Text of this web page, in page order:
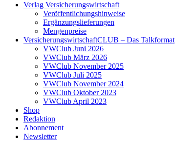
Verlag Versicherungswirtschaft
Veröffentlichungshinweise
Ergänzungslieferungen
Mengenpreise
VersicherungswirtschaftCLUB – Das Talkformat
VWClub Juni 2026
VWClub März 2026
VWClub November 2025
VWClub Juli 2025
VWClub November 2024
VWClub Oktober 2023
VWClub April 2023
Shop
Redaktion
Abonnement
Newsletter